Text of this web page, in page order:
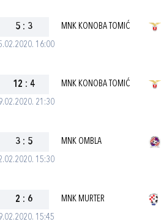
16:00
5 : 3 MNK KONOBA TOMIĆ
21:30
12 : 4 MNK KONOBA TOMIĆ
15:30
3 : 5 MNK OMBLA
15:45
2 : 6 MNK MURTER